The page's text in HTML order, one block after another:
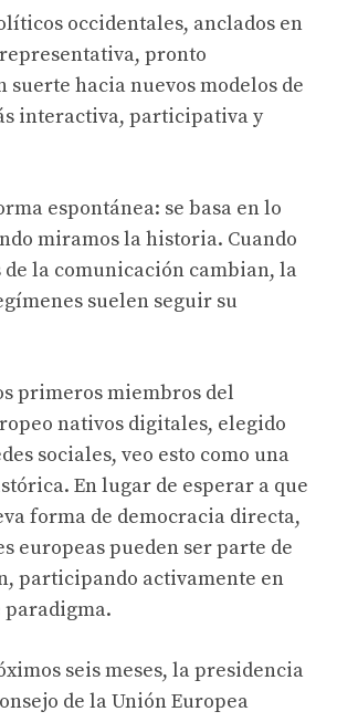
occidentales, anclados en
pronto
suerte hacia nuevos modelos de
interactiva, participativa y
espontánea: se basa en lo
miramos la historia. Cuando
la comunicación cambian, la
suelen seguir su
primeros miembros del
nativos digitales, elegido
sociales, veo esto como una
En lugar de esperar a que
forma de democracia directa,
europeas pueden ser parte de
participando activamente en
paradigma.
seis meses, la presidencia
de la Unión Europea